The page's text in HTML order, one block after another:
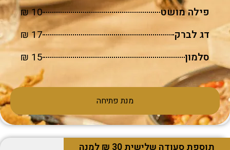
מנת פתיחה
פילה מושט
10 ₪
דג לברק
17 ₪
סלמון
15 ₪
תוספת סעודה שלישית 30 ₪ למנה